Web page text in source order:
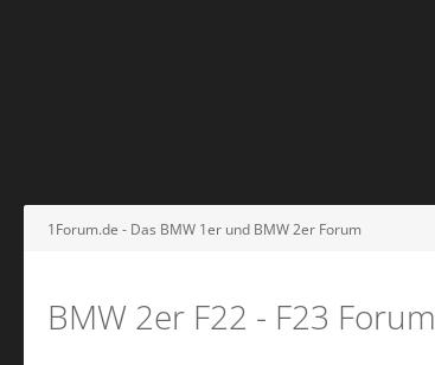
1Forum.de - Das BMW 1er und BMW 2er Forum
BMW 2er F22 - F23 Forum